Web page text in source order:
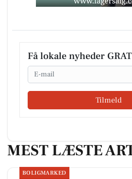
Få lokale nyheder
Email
Tilmeld
MEST LÆSTE
BOLIGMARKED